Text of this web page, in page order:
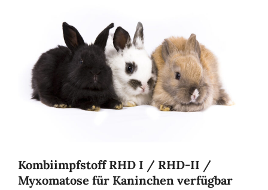
Kombiimpfstoff RHD I / RHD-II /
Myxomatose für Kaninchen verfügbar